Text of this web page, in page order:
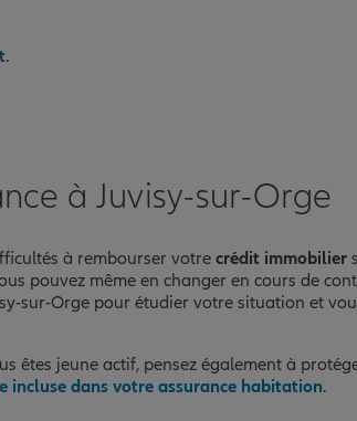
.
à Juvisy-sur-Orge
à rembourser votre crédit immobilier
pouvez même en changer en cours de
sur-Orge pour étudier votre situation et
êtes jeune actif, pensez également à
incluse dans votre assurance habitation.